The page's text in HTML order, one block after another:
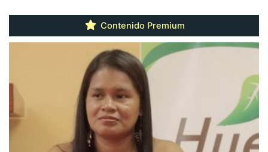
Contenido Premium